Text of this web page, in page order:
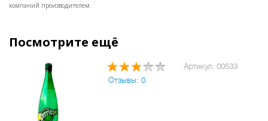
Perrier в Великобритании, процесс вхождения бренда на
французское внутри Британии. В настоящий момент 95
% продаж минеральной воды Perrier приходятся на США
и Великобританию.
компаний производителем.
Посмотрите ещё
Артикул: 00533
Отзывы: 0